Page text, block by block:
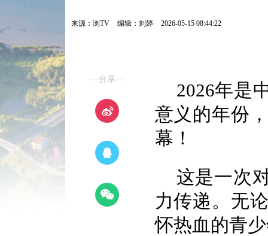
来源：浏TV 编辑：刘婷 2026-05-15 08:44:22
—分享—
2026年是
意义的年份
幕！
这是一次
力传递。无
怀热血的青